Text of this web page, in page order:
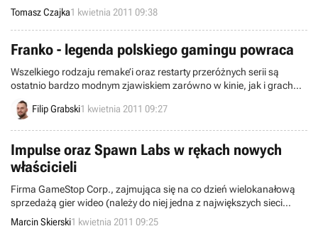
premiery nowego DLC o nazwie The Dark Angels Pack. Zawartość
do pobrania można będzie zakupić 6-tego kwietnia, za cenę 7,50$
(ok. 21zł).
Tomasz Czajka1 kwietnia 2011 09:38
Franko - legenda polskiego gamingu powraca
Wszelkiego rodzaju remake’i oraz restarty przeróżnych serii są
ostatnio bardzo modnym zjawiskiem zarówno w kinie, jak i grach
komputerowych. Wielką więc radością napawa nas fakt, że temu
procesowi została poddana legendarna polska produkcja sprzed
Filip Grabski1 kwietnia 2011 09:27
Impulse oraz Spawn Labs w rękach nowych
właścicieli
Firma GameStop Corp., zajmująca się na co dzień wielokanałową
sprzedażą gier wideo (należy do niej jedna z największych sieci
amerykańskich sklepów), ogłosiła nabycie serwisu cyfrowej
dystrybucji Impulse oraz Spawn Labs.
Marcin Skierski1 kwietnia 2011 09:25